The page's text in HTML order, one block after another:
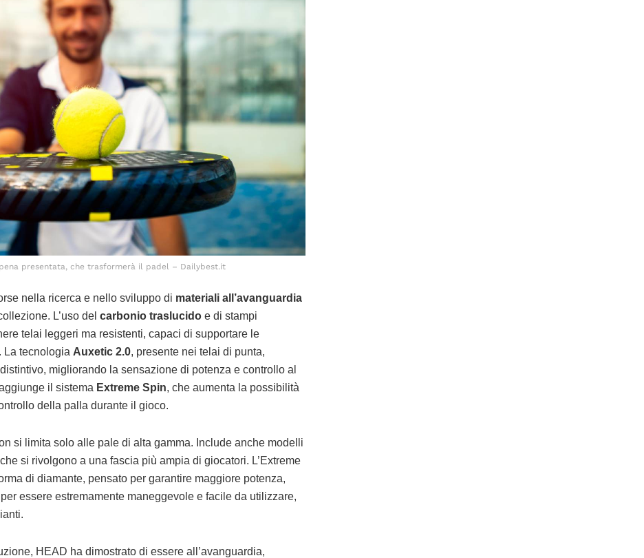
presentata, che trasformerà il padel – Dailybest.it
nella ricerca e nello sviluppo di materiali all’avanguardia
L’uso del carbonio traslucido e di stampi
telai leggeri ma resistenti, capaci di supportare le
La tecnologia Auxetic 2.0, presente nei telai di punta,
migliorando la sensazione di potenza e controllo al
il sistema Extreme Spin, che aumenta la possibilità
della palla durante il gioco.
si limita solo alle pale di alta gamma. Include anche modelli
si rivolgono a una fascia più ampia di giocatori. L’Extreme
di diamante, pensato per garantire maggiore potenza,
essere estremamente maneggevole e facile da utilizzare,
HEAD ha dimostrato di essere all’avanguardia,